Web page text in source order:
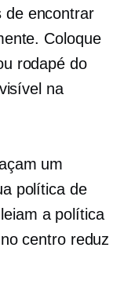
de encontrar
Coloque
rodapé do
na
um
política de
a política
centro reduz